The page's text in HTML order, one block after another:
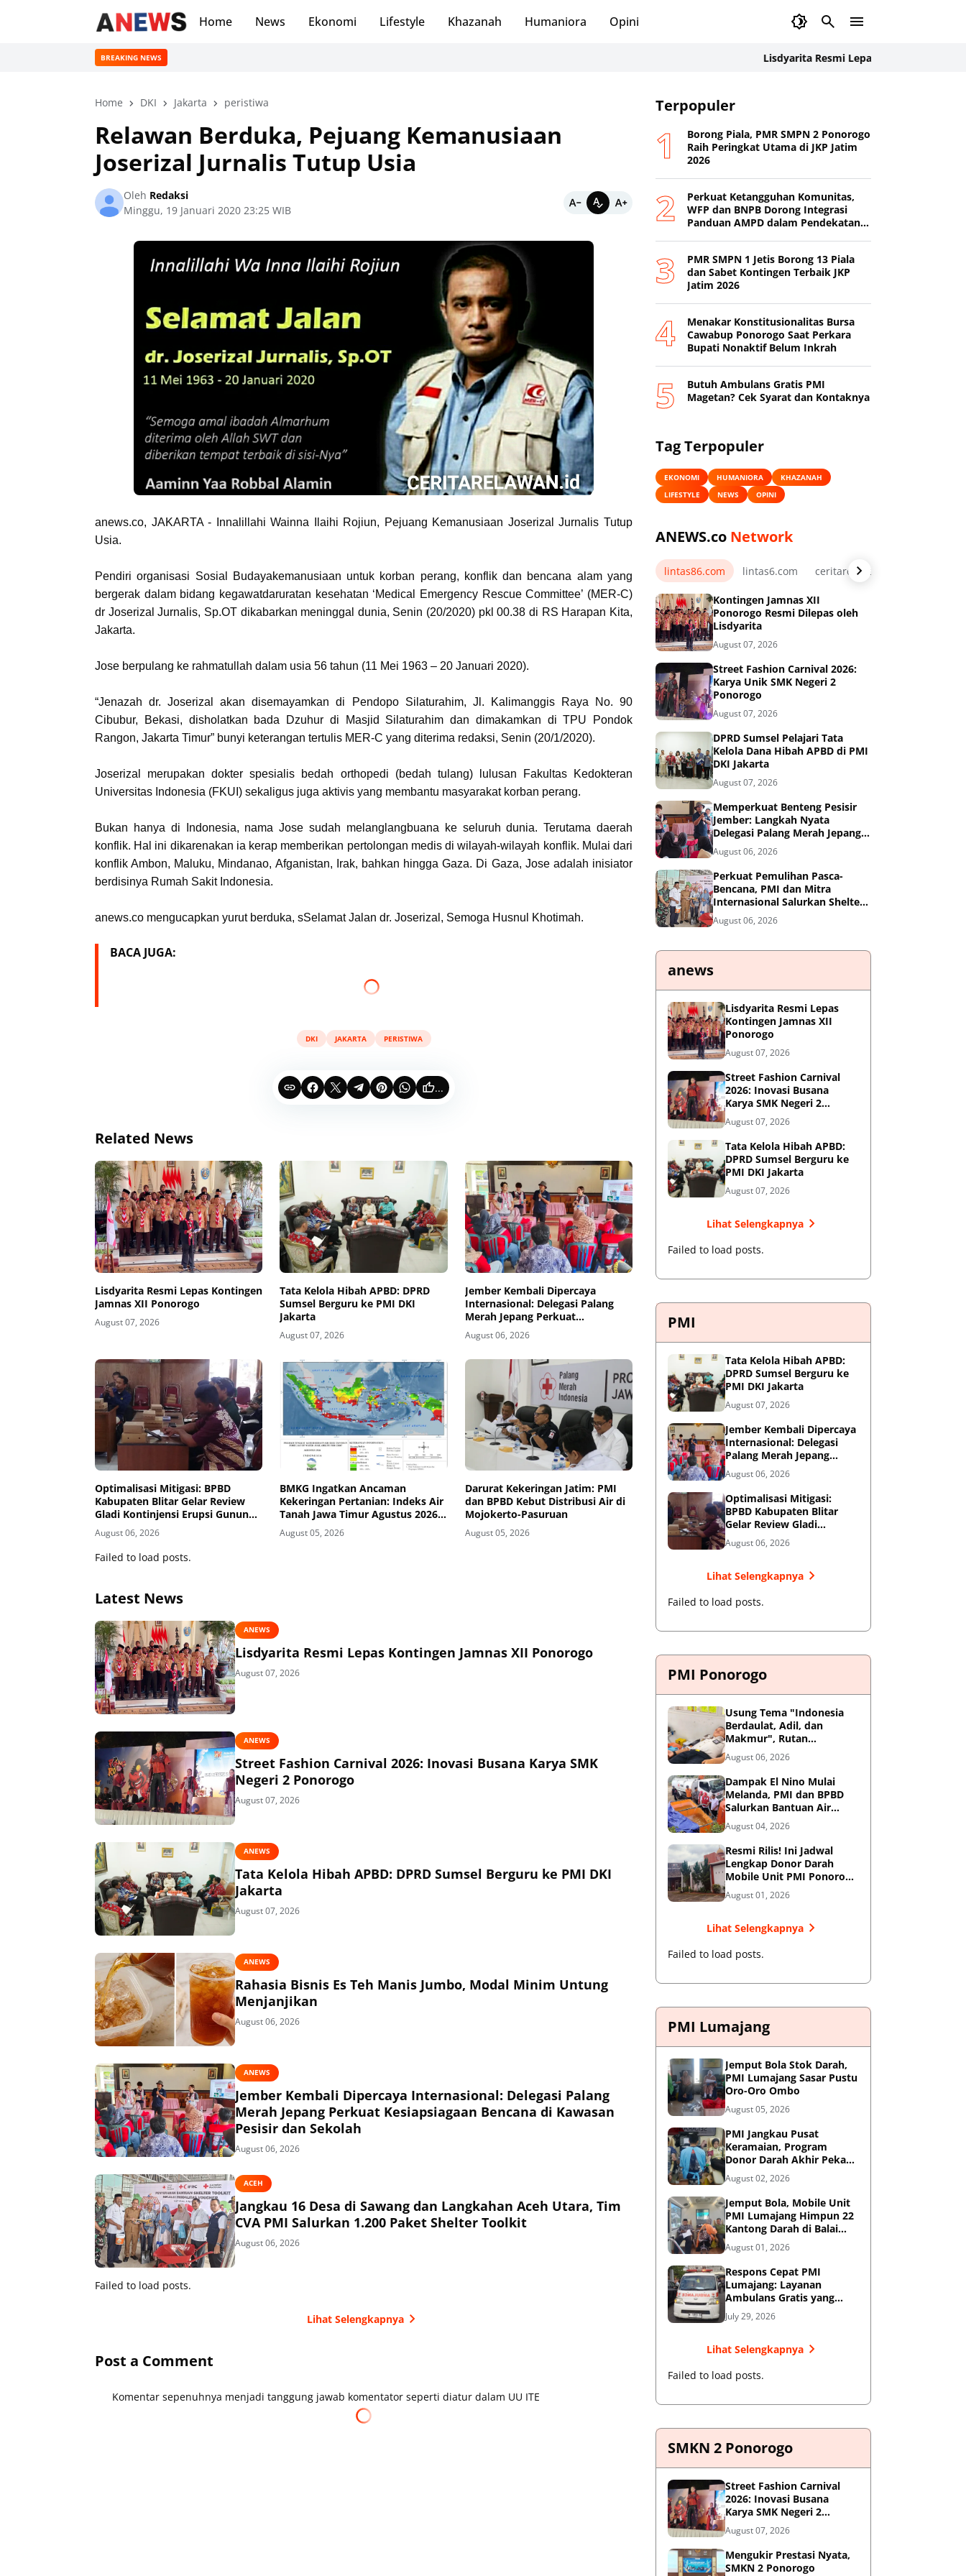
Home News Ekonomi Lifestyle Khazanah Humaniora Opini
BREAKING NEWS Lisdyarita Resmi Lepas Kontingen Jamnas XII
Home DKI Jakarta peristiwa
Relawan Berduka, Pejuang Kemanusiaan
Joserizal Jurnalis Tutup Usia
Oleh Redaksi
Minggu, 19 Januari 2020 23:25 WIB
anews.co, JAKARTA - Innalillahi Wainna Ilaihi Rojiun, Pejuang Kemanusiaan Joserizal Jurnalis Tutup
Usia.
Pendiri organisasi Sosial Budayakemanusiaan untuk korban perang, konflik dan bencana alam yang
bergerak dalam bidang kegawatdaruratan kesehatan ‘Medical Emergency Rescue Committee’ (MER-C)
dr Joserizal Jurnalis, Sp.OT dikabarkan meninggal dunia, Senin (20/2020) pkl 00.38 di RS Harapan Kita,
Jakarta.
Jose berpulang ke rahmatullah dalam usia 56 tahun (11 Mei 1963 – 20 Januari 2020).
“Jenazah dr. Joserizal akan disemayamkan di Pendopo Silaturahim, Jl. Kalimanggis Raya No. 90
Cibubur, Bekasi, disholatkan bada Dzuhur di Masjid Silaturahim dan dimakamkan di TPU Pondok
Rangon, Jakarta Timur” bunyi keterangan tertulis MER-C yang diterima redaksi, Senin (20/1/2020).
Joserizal merupakan dokter spesialis bedah orthopedi (bedah tulang) lulusan Fakultas Kedokteran
Universitas Indonesia (FKUI) sekaligus juga aktivis yang membantu masyarakat korban perang.
Bukan hanya di Indonesia, nama Jose sudah melanglangbuana ke seluruh dunia. Terutama daerah
konflik. Hal ini dikarenakan ia kerap memberikan pertolongan medis di wilayah-wilayah konflik. Mulai dari
konflik Ambon, Maluku, Mindanao, Afganistan, Irak, bahkan hingga Gaza. Di Gaza, Jose adalah inisiator
berdisinya Rumah Sakit Indonesia.
anews.co mengucapkan yurut berduka, sSelamat Jalan dr. Joserizal, Semoga Husnul Khotimah.
BACA JUGA:
DKI JAKARTA PERISTIWA
...
Related News
Lisdyarita Resmi Lepas Kontingen
Jamnas XII Ponorogo
August 07, 2026
Tata Kelola Hibah APBD: DPRD
Sumsel Berguru ke PMI DKI
Jakarta
August 07, 2026
Jember Kembali Dipercaya
Internasional: Delegasi Palang
Merah Jepang Perkuat
Kesiapsiagaan Bencana di
Kawasan Pesisir dan Sekolah
August 06, 2026
Optimalisasi Mitigasi: BPBD
Kabupaten Blitar Gelar Review
Gladi Kontinjensi Erupsi Gunung
Kelud
August 06, 2026
BMKG Ingatkan Ancaman
Kekeringan Pertanian: Indeks Air
Tanah Jawa Timur Agustus 2026
Masuk Kategori Kurang
August 05, 2026
Darurat Kekeringan Jatim: PMI
dan BPBD Kebut Distribusi Air di
Mojokerto-Pasuruan
August 05, 2026
Failed to load posts.
Latest News
ANEWS
Lisdyarita Resmi Lepas Kontingen Jamnas XII Ponorogo
August 07, 2026
ANEWS
Street Fashion Carnival 2026: Inovasi Busana Karya SMK
Negeri 2 Ponorogo
August 07, 2026
ANEWS
Tata Kelola Hibah APBD: DPRD Sumsel Berguru ke PMI DKI
Jakarta
August 07, 2026
ANEWS
Rahasia Bisnis Es Teh Manis Jumbo, Modal Minim Untung
Menjanjikan
August 06, 2026
ANEWS
Jember Kembali Dipercaya Internasional: Delegasi Palang
Merah Jepang Perkuat Kesiapsiagaan Bencana di Kawasan
Pesisir dan Sekolah
August 06, 2026
ACEH
Jangkau 16 Desa di Sawang dan Langkahan Aceh Utara, Tim
CVA PMI Salurkan 1.200 Paket Shelter Toolkit
August 06, 2026
Failed to load posts.
Lihat Selengkapnya
Post a Comment
Komentar sepenuhnya menjadi tanggung jawab komentator seperti diatur dalam UU ITE
Terpopuler
Borong Piala, PMR SMPN 2 Ponorogo
Raih Peringkat Utama di JKP Jatim
2026
Perkuat Ketangguhan Komunitas,
WFP dan BNPB Dorong Integrasi
Panduan AMPD dalam Pendekatan
PMR SMPN 1 Jetis Borong 13 Piala
dan Sabet Kontingen Terbaik JKP
Jatim 2026
Menakar Konstitusionalitas Bursa
Cawabup Ponorogo Saat Perkara
Bupati Nonaktif Belum Inkrah
Butuh Ambulans Gratis PMI
Magetan? Cek Syarat dan Kontaknya
Tag Terpopuler
EKONOMI HUMANIORA
KHAZANAH
LIFESTYLE
NEWS OPINI
ANEWS.co Network
lintas86.com lintas6.com ceritarelawan.my.id
Kontingen Jamnas XII
Ponorogo Resmi Dilepas oleh
Lisdyarita
August 07, 2026
Street Fashion Carnival 2026:
Karya Unik SMK Negeri 2
Ponorogo
August 07, 2026
DPRD Sumsel Pelajari Tata
Kelola Dana Hibah APBD di PMI
DKI Jakarta
August 07, 2026
Memperkuat Benteng Pesisir
Jember: Langkah Nyata
Delegasi Palang Merah Jepang
Dampingi Relawan dan Sekolah
Tangguh Bencana
August 06, 2026
Perkuat Pemulihan Pasca-
Bencana, PMI dan Mitra
Internasional Salurkan Shelter
Toolkit untuk 1.200 Keluarga di
Aceh Utara
August 06, 2026
anews
Lisdyarita Resmi Lepas
Kontingen Jamnas XII
Ponorogo
August 07, 2026
Street Fashion Carnival
2026: Inovasi Busana
Karya SMK Negeri 2
Ponorogo
August 07, 2026
Tata Kelola Hibah APBD:
DPRD Sumsel Berguru ke
PMI DKI Jakarta
August 07, 2026
Lihat Selengkapnya
Failed to load posts.
PMI
Tata Kelola Hibah APBD:
DPRD Sumsel Berguru ke
PMI DKI Jakarta
August 07, 2026
Jember Kembali Dipercaya
Internasional: Delegasi
Palang Merah Jepang
Perkuat Kesiapsiagaan
Bencana di Kawasan
Pesisir dan Sekolah
August 06, 2026
Optimalisasi Mitigasi:
BPBD Kabupaten Blitar
Gelar Review Gladi
Kontinjensi Erupsi Gunung
Kelud
August 06, 2026
Lihat Selengkapnya
Failed to load posts.
PMI Ponorogo
Usung Tema "Indonesia
Berdaulat, Adil, dan
Makmur", Rutan
Ponorogo Gelar Donor
Darah Kemanusiaan
Sambut HUT RI ke-81
August 06, 2026
Dampak El Nino Mulai
Melanda, PMI dan BPBD
Salurkan Bantuan Air
Bersih ke Desa Terdampak
di Ponorogo
August 04, 2026
Resmi Rilis! Ini Jadwal
Lengkap Donor Darah
Mobile Unit PMI Ponorogo
Agustus 2026
August 01, 2026
Lihat Selengkapnya
Failed to load posts.
PMI Lumajang
Jemput Bola Stok Darah,
PMI Lumajang Sasar Pustu
Oro-Oro Ombo
August 05, 2026
PMI Jangkau Pusat
Keramaian, Program
Donor Darah Akhir Pekan
di GM Plaza Lumajang
Disambut Antusias
August 02, 2026
Jemput Bola, Mobile Unit
PMI Lumajang Himpun 22
Kantong Darah di Balai
Desa Jatirejo Kunir
August 01, 2026
Respons Cepat PMI
Lumajang: Layanan
Ambulans Gratis yang
Wajib Diketahui Warga
July 29, 2026
Lihat Selengkapnya
Failed to load posts.
SMKN 2 Ponorogo
Street Fashion Carnival
2026: Inovasi Busana
Karya SMK Negeri 2
Ponorogo
August 07, 2026
Mengukir Prestasi Nyata,
SMKN 2 Ponorogo